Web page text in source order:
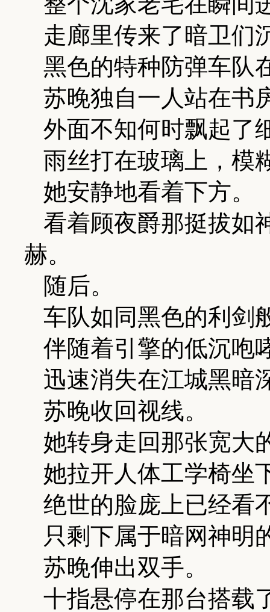
走廊里传来了暗卫们
黑色的特种防弹车队
苏晚独自一人站在书
外面不知何时飘起了
雨丝打在玻璃上，模
她安静地看着下方。
看着顾夜爵那挺拔如
赫。
随后。
车队如同黑色的利剑
伴随着引擎的低沉咆
迅速消失在江城黑暗
苏晚收回视线。
她转身走回那张宽大
她拉开人体工学椅坐
绝世的脸庞上已经看
只剩下属于暗网神明
苏晚伸出双手。
十指悬停在那台搭载